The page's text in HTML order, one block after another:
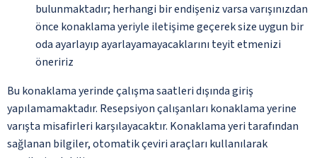
bulunmaktadır; herhangi bir endişeniz varsa varışınızdan
önce konaklama yeriyle iletişime geçerek size uygun bir
oda ayarlayıp ayarlayamayacaklarını teyit etmenizi
öneririz
Bu konaklama yerinde çalışma saatleri dışında giriş
yapılamamaktadır. Resepsiyon çalışanları konaklama yerine
varışta misafirleri karşılayacaktır. Konaklama yeri tarafından
sağlanan bilgiler, otomatik çeviri araçları kullanılarak